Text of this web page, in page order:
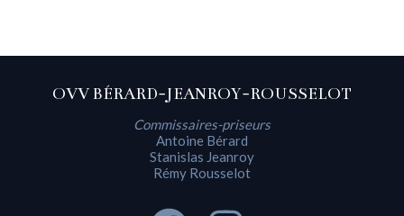
OVV BÉRARD-JEANROY-ROUSSELOT
Commissaires-priseurs
Antoine Bérard
Stanislas Jeanroy
Rémy Rousselot